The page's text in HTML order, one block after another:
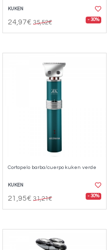
KUKEN
24,97€ 35,52€ - 30%
Cortapelo barba/cuerpo kuken verde
KUKEN
21,95€ 31,21€ - 30%